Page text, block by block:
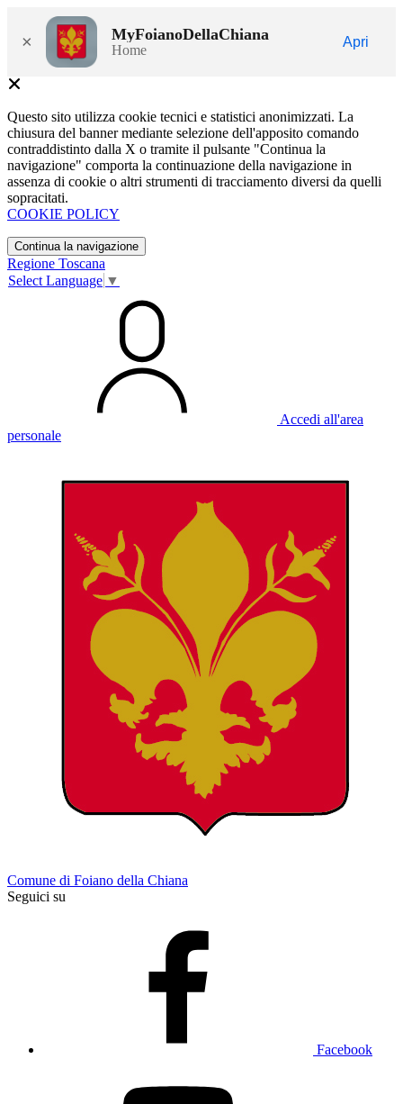
× MyFoianoDellaChiana
Home
Apri
Questo sito utilizza cookie tecnici e statistici anonimizzati. La
chiusura del banner mediante selezione dell'apposito comando
contraddistinto dalla X o tramite il pulsante "Continua la
navigazione" comporta la continuazione della navigazione in
assenza di cookie o altri strumenti di tracciamento diversi da quelli
sopracitati.
COOKIE POLICY
Continua la navigazione
Regione Toscana
Select Language ▼
Accedi all'area
personale
Comune di Foiano della Chiana
Seguici su
Facebook